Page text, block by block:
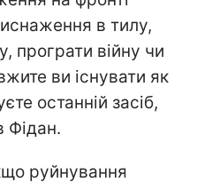
в тилу,
програти війну чи
ви існувати як
останній засіб,
Фідан.
руйнування